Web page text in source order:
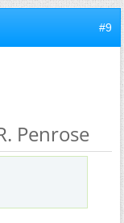
#9
Penrose